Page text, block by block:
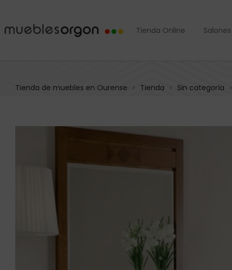
Tienda Online Salones
Tienda de muebles en Ourense > Tienda > Sin categoría >